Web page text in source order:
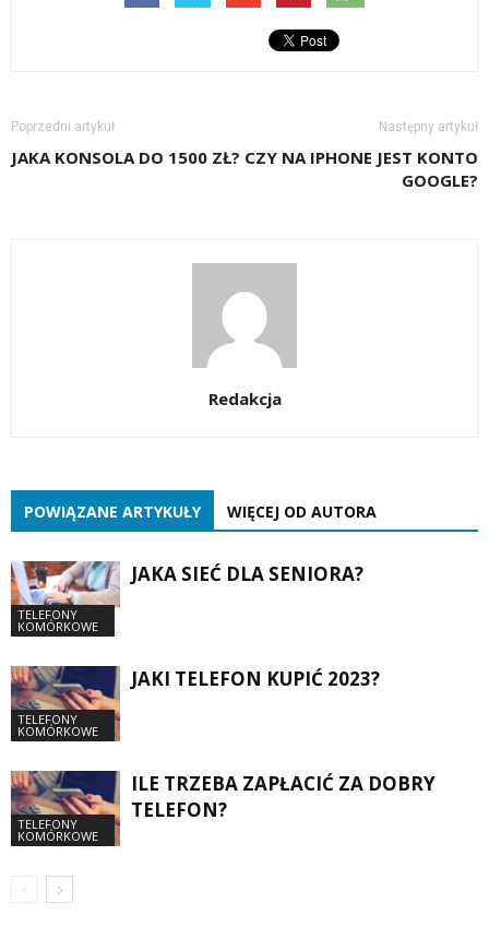
Poprzedni artykuł
JAKA KONSOLA DO 1500 ZŁ?
Następny artykuł
CZY NA IPHONE JEST KONTO
GOOGLE?
Redakcja
POWIĄZANE ARTYKUŁY WIĘCEJ OD AUTORA
TELEFONY
KOMÓRKOWE
JAKA SIEĆ DLA SENIORA?
TELEFONY
KOMÓRKOWE
JAKI TELEFON KUPIĆ 2023?
TELEFONY
KOMÓRKOWE
ILE TRZEBA ZAPŁACIĆ ZA DOBRY
TELEFON?